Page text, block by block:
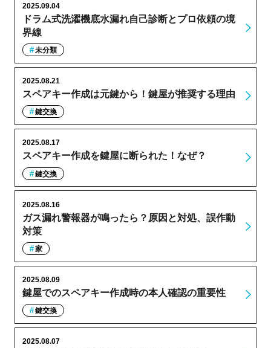
ドラム式洗濯機底水漏れ自己診断とプロ依頼の境
界線
2025.09.04
未分類
スペアキー作成は元鍵から！鍵屋が推奨する理由
2025.08.21
鍵交換
スペアキー作成を鍵屋に断られた！なぜ？
2025.08.17
鍵交換
ガス漏れ警報器が鳴ったら？原因と対処、誤作動
対策
2025.08.16
家
鍵屋でのスペアキー作成時の本人確認の重要性
2025.08.09
鍵交換
2025.08.07